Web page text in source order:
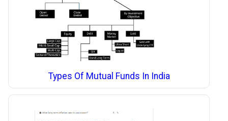
Types Of Mutual Funds In India